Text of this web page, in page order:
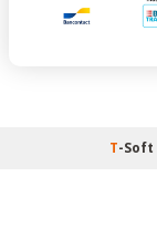
T-Soft